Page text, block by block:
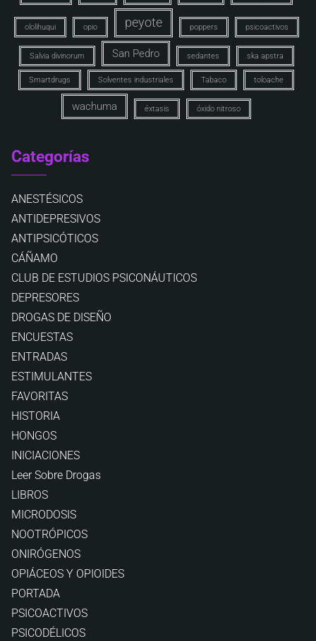
ololihuqui opio peyote poppers psicoactivos
Salvia divinorum San Pedro sedantes ska apstra
Smartdrugs Solventes industriales Tabaco toloache
wachuma éxtasis óxido nitroso
Categorías
ANESTÉSICOS
ANTIDEPRESIVOS
ANTIPSICÓTICOS
CÁÑAMO
CLUB DE ESTUDIOS PSICONÁUTICOS
DEPRESORES
DROGAS DE DISEÑO
ENCUESTAS
ENTRADAS
ESTIMULANTES
FAVORITAS
HISTORIA
HONGOS
INICIACIONES
Leer Sobre Drogas
LIBROS
MICRODOSIS
NOOTRÓPICOS
ONIRÓGENOS
OPIÁCEOS Y OPIOIDES
PORTADA
PSICOACTIVOS
PSICODÉLICOS